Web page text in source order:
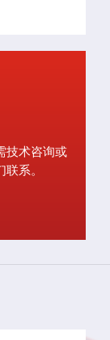
技术咨询或
系。